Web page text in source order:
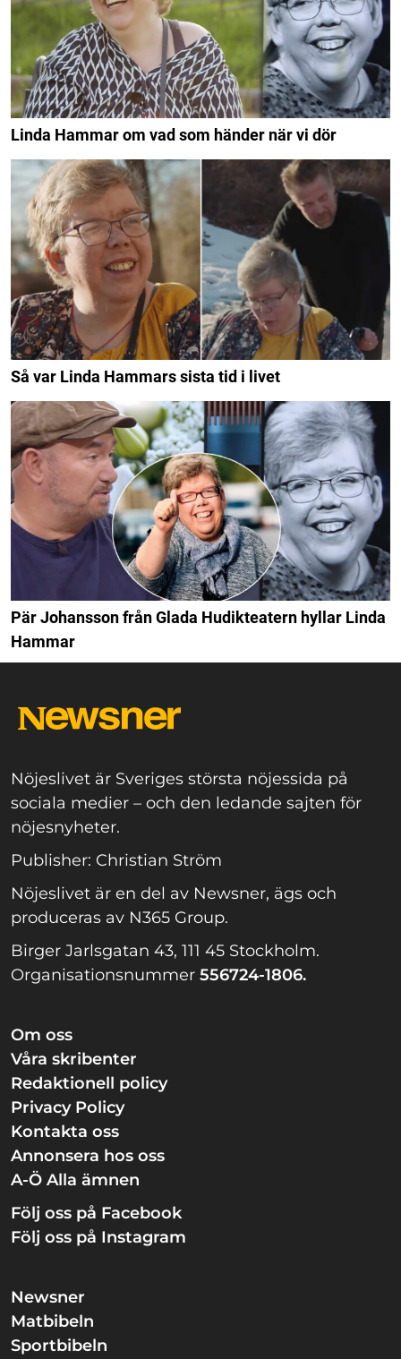
Linda Hammar om vad som händer när vi dör
Så var Linda Hammars sista tid i livet
Pär Johansson från Glada Hudikteatern hyllar Linda
Hammar
Nöjeslivet är Sveriges största nöjessida på
sociala medier – och den ledande sajten för
nöjesnyheter.
Publisher: Christian Ström
Nöjeslivet är en del av Newsner, ägs och
produceras av N365 Group.
Birger Jarlsgatan 43, 111 45 Stockholm.
Organisationsnummer 556724-1806.
Om oss
Våra skribenter
Redaktionell policy
Privacy Policy
Kontakta oss
Annonsera hos oss
A-Ö Alla ämnen
Följ oss på Facebook
Följ oss på Instagram
Newsner
Matbibeln
Sportbibeln